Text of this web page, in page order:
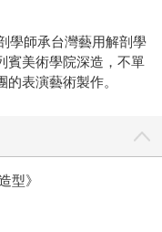
學師承台灣藝用解剖學
賓美術學院深造，不單
表演藝術製作。
型》